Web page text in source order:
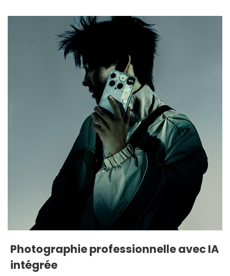
Photographie professionnelle avec IA
intégrée